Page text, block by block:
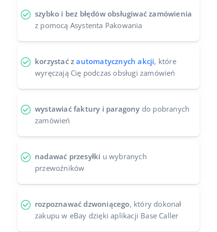
szybko i bez błędów obsługiwać zamówienia
z pomocą Asystenta Pakowania
korzystać zautomatycznych akcji, które
wyręczają Cię podczas obsługi zamówień
wystawiać faktury i paragony do pobranych
zamówień
nadawać przesyłki u wybranych
przewoźników
rozpoznawać dzwoniącego, który dokonał
zakupu w eBay dzięki aplikacji Base Caller